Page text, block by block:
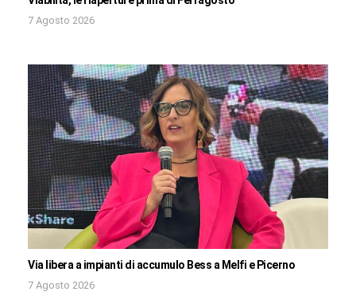
7 Agosto 2026
Via libera a impianti di accumulo Bess a Melfi e Picerno
7 Agosto 2026